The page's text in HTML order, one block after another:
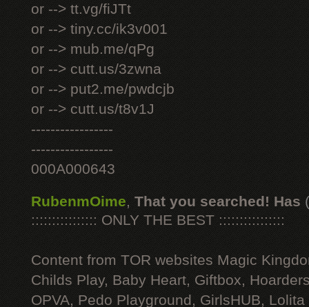
or --> tt.vg/fiJTt
or --> tiny.cc/ik3v001
or --> mub.me/qPg
or --> cutt.us/3zwna
or --> put2.me/pwdcjb
or --> cutt.us/t8v1J
-----------------
-----------------
000A000643
RubenmOime, That you searched! Has
:::::::::::::::: ONLY THE BEST ::::::::::::::::
Content from TOR websites Magic
Childs Play, Baby Heart, Giftbox,
OPVA, Pedo Playground, GirlsHUB, Lolita